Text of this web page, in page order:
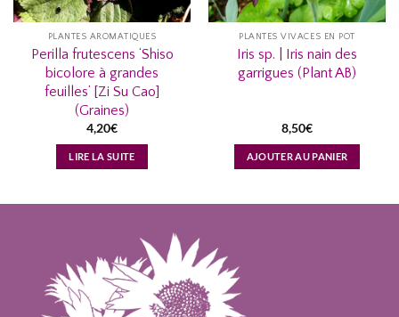
PLANTES AROMATIQUES
Perilla frutescens ‘Shiso
bicolore à grandes
feuilles’ [Zi Su Cao]
(Graines)
4,20€
LIRE LA SUITE
PLANTES VIVACES EN POT
Iris sp. | Iris nain des
garrigues (Plant AB)
8,50€
AJOUTER AU PANIER